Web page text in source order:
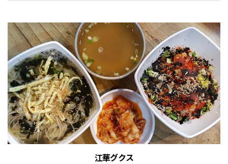
江華グクス